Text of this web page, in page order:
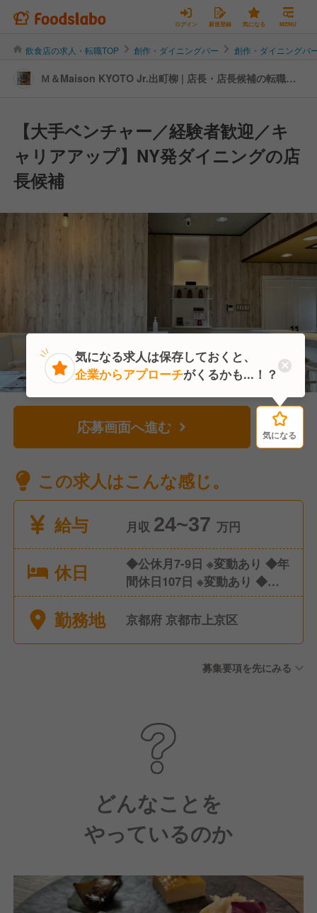
ログイン 新規登録 気になる MENU
飲食店の求人・転職TOP 創作・ダイニングバー 創作・ダイニングバ
Ｍ＆Maison KYOTO Jr.出町柳 | 店長・店長候補の転職・
【大手ベンチャー／経験者歓迎／キ
ャリアアップ】NY発ダイニングの店
長候補
応募画面へ進む 気になる
この求人はこんな感じ。
給与
月収 24~37 万円
休日
◆公休月7-9日 ※変動あり ◆年
間休日107日 ※変動あり ◆有
給休暇
勤務地 京都府 京都市上京区
募集要項を先にみる
どんなことを
やっているのか
気になる
気になる求人は保存しておくと、
企業からアプローチがくるかも...！？